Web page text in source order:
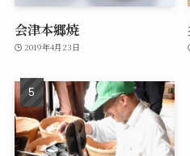
会津本郷焼
2019年4月23日